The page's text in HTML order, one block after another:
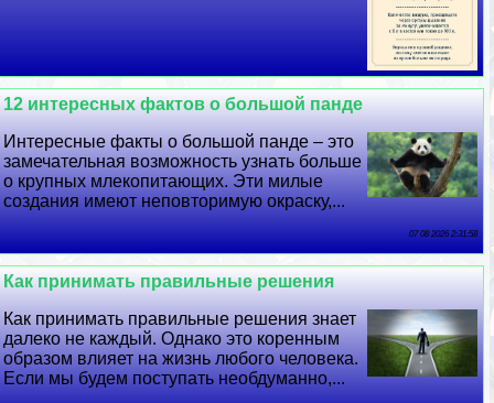
12 интересных фактов о большой панде
Интересные факты о большой панде – это
замечательная возможность узнать больше
о крупных млекопитающих. Эти милые
создания имеют неповторимую окраску,...
07 08 2026 2:31:58
Как принимать правильные решения
Как принимать правильные решения знает
далеко не каждый. Однако это коренным
образом влияет на жизнь любого человека.
Если мы будем поступать необдуманно,...